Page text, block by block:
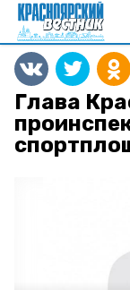
Глава